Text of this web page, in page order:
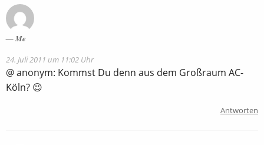
Me
24. Juli 2011 um 11:02 Uhr
@ anonym: Kommst Du denn aus dem Großraum AC-
Köln? 😉
Antworten